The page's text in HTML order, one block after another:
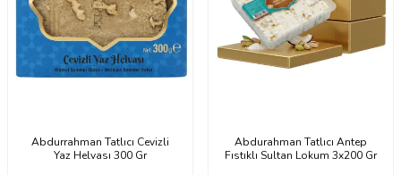
Abdurrahman Tatlıcı Cevizli
Yaz Helvası 300 Gr
Abdurahman Tatlıcı Antep
Fıstıklı Sultan Lokum 3x200 Gr